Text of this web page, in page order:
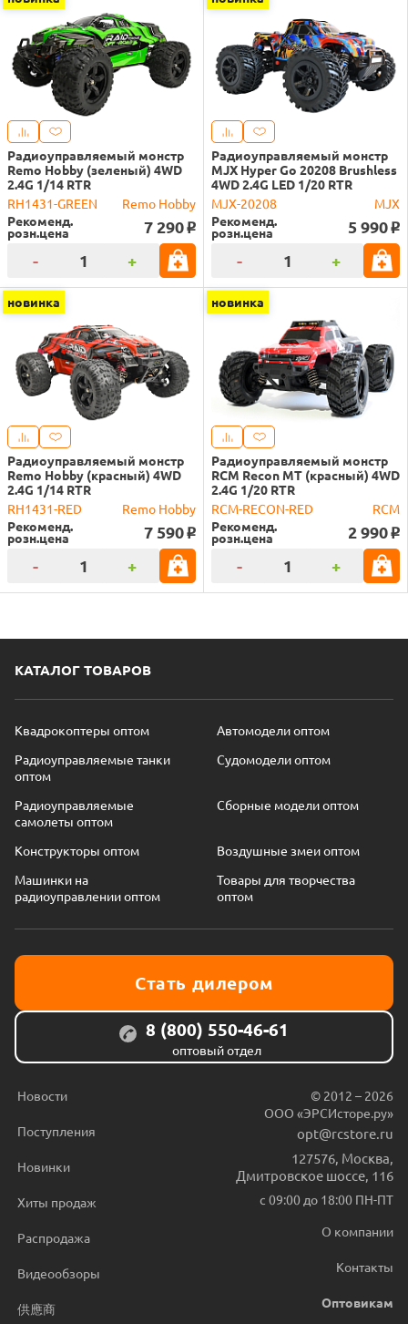
Радиоуправляемый монстр
Remo Hobby (зеленый) 4WD
2.4G 1/14 RTR
RH1431-GREEN
Remo Hobby
Рекоменд.
розн.цена 7 290 o
- +
Радиоуправляемый монстр
MJX Hyper Go 20208 Brushless
4WD 2.4G LED 1/20 RTR
MJX-20208
MJX
Рекоменд.
розн.цена 5 990 o
- +
новинка
Радиоуправляемый монстр
Remo Hobby (красный) 4WD
2.4G 1/14 RTR
RH1431-RED
Remo Hobby
Рекоменд.
розн.цена 7 590 o
- +
новинка
Радиоуправляемый монстр
RCM Recon MT (красный) 4WD
2.4G 1/20 RTR
RCM-RECON-RED
RCM
Рекоменд.
розн.цена 2 990 o
- +
КАТАЛОГ ТОВАРОВ
Квадрокоптеры оптом
Автомодели оптом
Радиоуправляемые танки
оптом
Судомодели оптом
Радиоуправляемые
самолеты оптом
Сборные модели оптом
Конструкторы оптом
Воздушные змеи оптом
Машинки на
радиоуправлении оптом
Товары для творчества
оптом
Стать дилером
8 (800) 550-46-61
оптовый отдел
Новости
Поступления
Новинки
Хиты продаж
Распродажа
Видеообзоры
供應商
© 2012 – 2026
ООО «ЭРСИсторе.ру»
opt@rcstore.ru
127576 Москва
Дмитровское шоссе, 116
с 09:00 до 18:00 ПН-ПТ
О компании
Контакты
Оптовикам